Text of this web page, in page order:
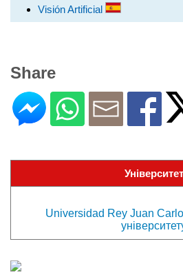
Visión Artificial
Share
Університет
Universidad Rey Juan